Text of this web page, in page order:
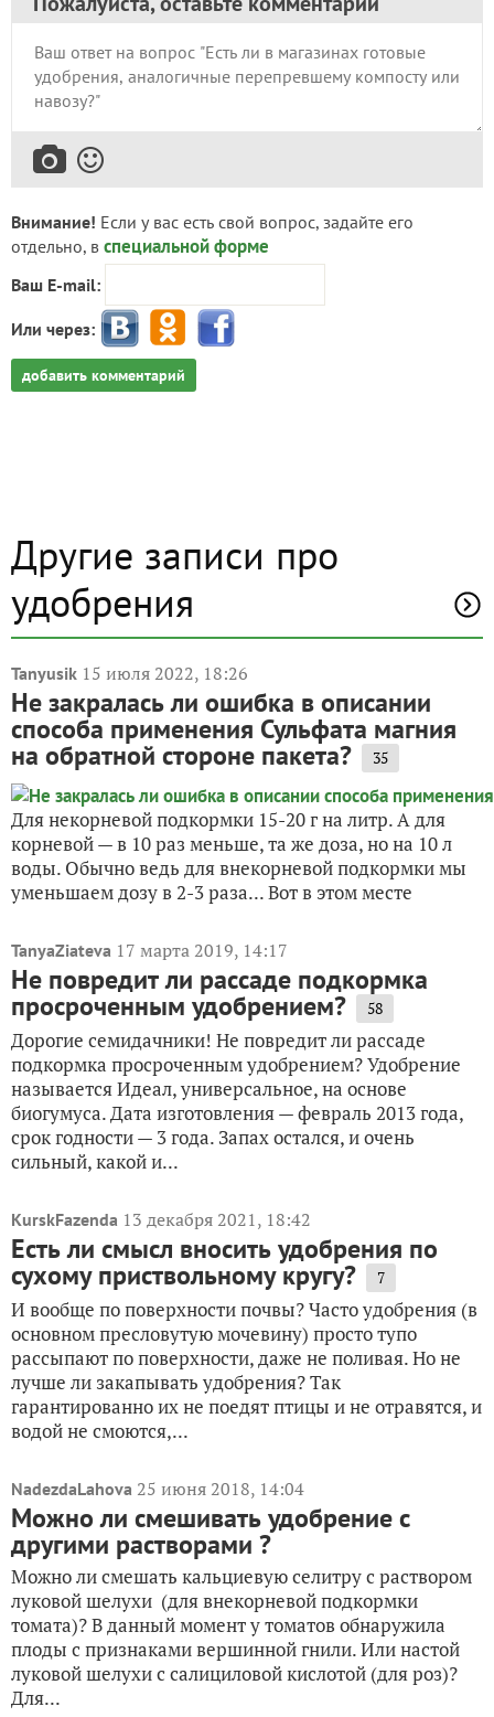
Внимание! Если у вас есть свой вопрос, задайте его
отдельно, в специальной форме
Ваш E-mail:
Или через:
добавить комментарий
Другие записи про
удобрения
Tanyusik 15 июля 2022, 18:26
Не закралась ли ошибка в описании
способа применения Сульфата магния
на обратной стороне пакета? 35
Для некорневой подкормки 15-20 г на литр. А для
корневой — в 10 раз меньше, та же доза, но на 10 л
воды. Обычно ведь для внекорневой подкормки мы
уменьшаем дозу в 2-3 раза... Вот в этом месте
TanyaZiateva 17 марта 2019, 14:17
Не повредит ли рассаде подкормка
просроченным удобрением? 58
Дорогие семидачники! Не повредит ли рассаде
подкормка просроченным удобрением? Удобрение
называется Идеал, универсальное, на основе
биогумуса. Дата изготовления — февраль 2013 года,
срок годности — 3 года. Запах остался, и очень
сильный, какой и...
KurskFazenda 13 декабря 2021, 18:42
Есть ли смысл вносить удобрения по
сухому приствольному кругу? 7
И вообще по поверхности почвы? Часто удобрения (в
основном пресловутую мочевину) просто тупо
рассыпают по поверхности, даже не поливая. Но не
лучше ли закапывать удобрения? Так
гарантированно их не поедят птицы и не отравятся, и
водой не смоются,...
NadezdaLahova 25 июня 2018, 14:04
Можно ли смешивать удобрение с
другими растворами ?
Можно ли смешать кальциевую селитру с раствором
луковой шелухи (для внекорневой подкормки
томата)? В данный момент у томатов обнаружила
плоды с признаками вершинной гнили. Или настой
луковой шелухи с салициловой кислотой (для роз)?
Для...